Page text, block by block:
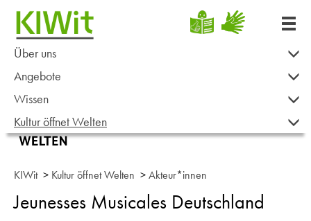
Über uns
Angebote
Wissen
Kultur öffnet Welten
KIWit> Kultur öffnet Welten >Akteur*innen
Jeunesses Musicales Deutschland